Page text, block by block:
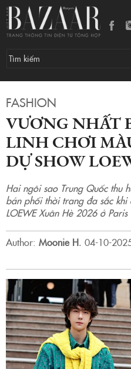
FASHION
VƯƠNG NHẤT
LINH CHƠI
DỰ SHOW
Hai ngôi sao Trung Quốc thu
bản phối thời trang đa sắc
LOEWE Xuân Hè 2026 ở Paris
Author: Moonie H. 04-10-